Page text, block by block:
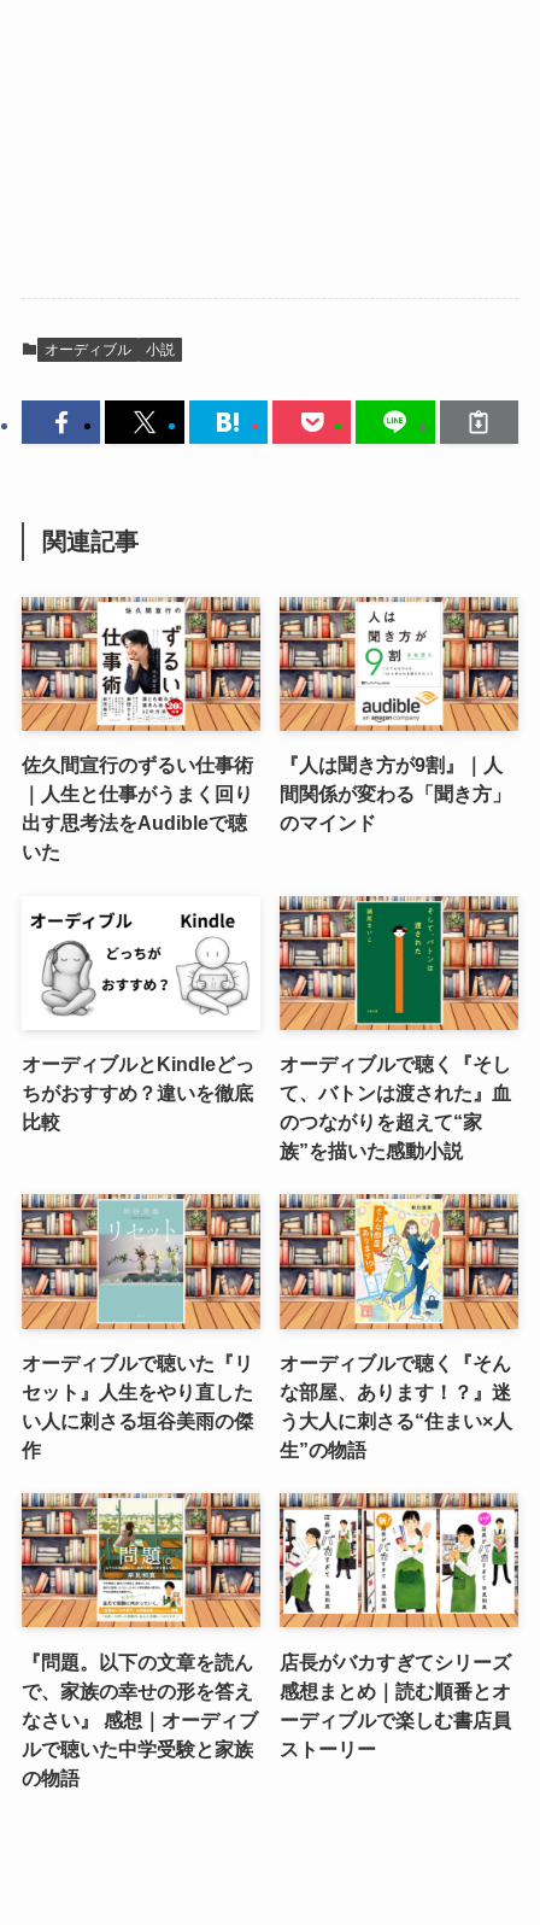
オーディブル 小説
関連記事
佐久間宣行のずるい仕事術
｜人生と仕事がうまく回り
出す思考法をAudibleで聴
いた
『人は聞き方が9割』｜人
間関係が変わる「聞き方」
のマインド
オーディブルとKindleどっ
ちがおすすめ？違いを徹底
比較
オーディブルで聴く『そし
て、バトンは渡された』血
のつながりを超えて“家
族”を描いた感動小説
オーディブルで聴いた『リ
セット』人生をやり直した
い人に刺さる垣谷美雨の傑
作
オーディブルで聴く『そん
な部屋、あります！？』迷
う大人に刺さる“住まい×人
生”の物語
『問題。以下の文章を読ん
で、家族の幸せの形を答え
なさい』 感想｜オーディブ
ルで聴いた中学受験と家族
の物語
店長がバカすぎてシリーズ
感想まとめ｜読む順番とオ
ーディブルで楽しむ書店員
ストーリー